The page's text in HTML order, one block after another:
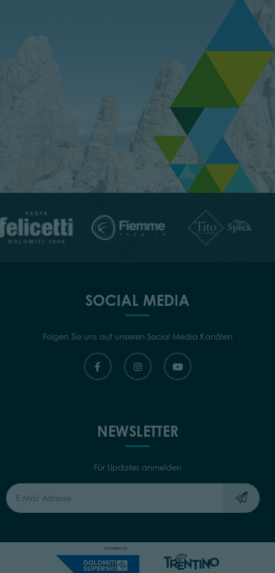
SOCIAL MEDIA
Folgen Sie uns auf unseren Social Media Kanälen
Capitale Sociale: Euro 220.000,00 | VAT: 01901280220
COOKIES IMPRINT PRIVACY ORGANIZZAZIONE TRASPARENTE